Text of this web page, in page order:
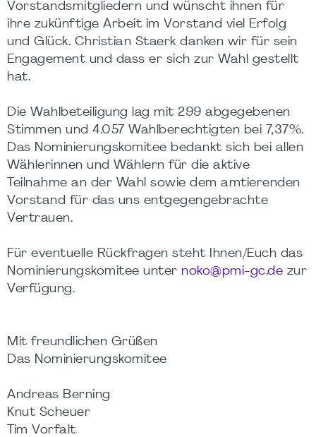
Vorstandsmitgliedern und wünscht ihnen für
ihre zukünftige Arbeit im Vorstand viel Erfolg
und Glück. Christian Staerk danken wir für sein
Engagement und dass er sich zur Wahl gestellt
hat.
Die Wahlbeteiligung lag mit 299 abgegebenen
Stimmen und 4.057 Wahlberechtigten bei 7,37%.
Das Nominierungskomitee bedankt sich bei allen
Wählerinnen und Wählern für die aktive
Teilnahme an der Wahl sowie dem amtierenden
Vorstand für das uns entgegengebrachte
Vertrauen.
Für eventuelle Rückfragen steht Ihnen/Euch das
Nominierungskomitee unter noko@pmi-gc.de zur
Verfügung.
Mit freundlichen Grüßen
Das Nominierungskomitee
Andreas Berning
Knut Scheuer
Tim Vorfalt